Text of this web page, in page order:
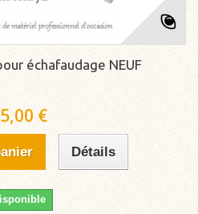
échafaudage NEUF
€
Détails